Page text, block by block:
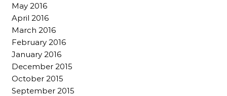
May 2016
April 2016
March 2016
February 2016
January 2016
December 2015
October 2015
September 2015